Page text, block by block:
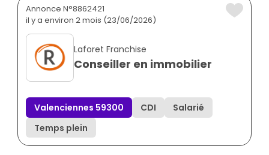
Annonce N°8862421
il y a environ 2 mois (23/06/2026)
Laforet Franchise
Conseiller en immobilier
Valenciennes 59300 CDI
Salarié
Temps plein